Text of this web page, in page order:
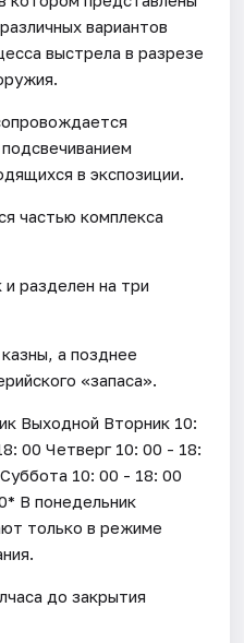
вариантов
выстрела в разрезе
в экспозиции.
частью комплекса
разделен на три
а позднее
«запаса».
Выходной Вторник 10:
00 Четверг 10: 00 - 18:
10: 00 - 18: 00
В понедельник
только в режиме
до закрытия